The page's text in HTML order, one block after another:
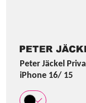
Peter Jäckel
iPhone 16/ 15